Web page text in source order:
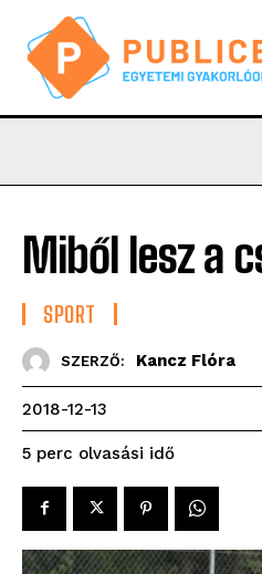
Miből lesz a
SPORT
SZERZŐ: Kancz Flóra
2018-12-13
5 perc olvasási idő